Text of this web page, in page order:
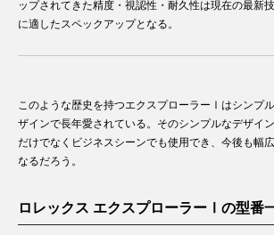
ップされてきた精度・視認性・耐久性は現在の最新
に適したスペックアップとなる。
このような歴史を持つエクスプローラーⅠはシンプ
ザインで長年愛されている。そのシンプルなデザイ
だけでなくビジネスシーンでも使用でき、今後も幅
なるだろう。
ロレックス エクスプローラーⅠの型番